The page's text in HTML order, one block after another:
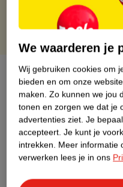
Over dit product
Productinformatie
Nature Impact Score
Dit
Meer
We waarderen je
Wij gebruiken cookies om
bieden en om onze
maken. Zo kunnen we jou
tonen en zorgen we dat je
advertenties ziet. Je
accepteert. Je kunt je
intrekken. Meer informatie
verwerken lees je in ons